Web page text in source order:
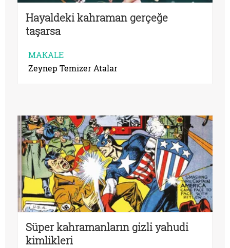
Hayaldeki kahraman gerçeğe
taşarsa
MAKALE
Zeynep Temizer Atalar
Süper kahramanların gizli yahudi
kimlikleri